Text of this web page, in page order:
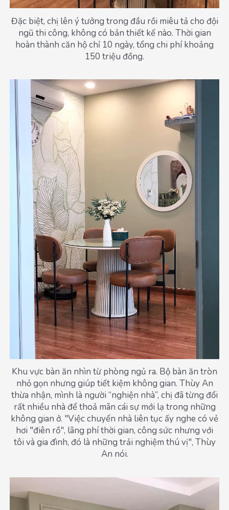
Đặc biệt, chị lên ý tưởng trong đầu rồi miêu tả cho đội
ngũ thi công, không có bản thiết kế nào. Thời gian
hoàn thành căn hộ chỉ 10 ngày, tổng chi phí khoảng
150 triệu đồng.
Khu vực bàn ăn nhìn từ phòng ngủ ra. Bộ bàn ăn tròn
nhỏ gọn nhưng giúp tiết kiệm không gian. Thùy An
thừa nhận, mình là người “nghiện nhà”, chị đã từng đổi
rất nhiều nhà để thoả mãn cái sự mới lạ trong những
không gian ở. "Việc chuyển nhà liên tục ấy nghe có vẻ
hơi "điên rồ", lãng phí thời gian, công sức nhưng với
tôi và gia đình, đó là những trải nghiệm thú vị", Thùy
An nói.